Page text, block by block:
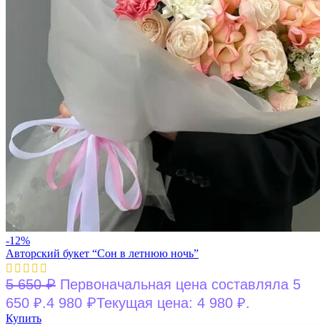
-12%
Авторский букет “Сон в летнюю ночь”
5 650₽ Первоначальная цена составляла 5
650 ₽.4 980 ₽Текущая цена: 4 980 ₽.
Купить